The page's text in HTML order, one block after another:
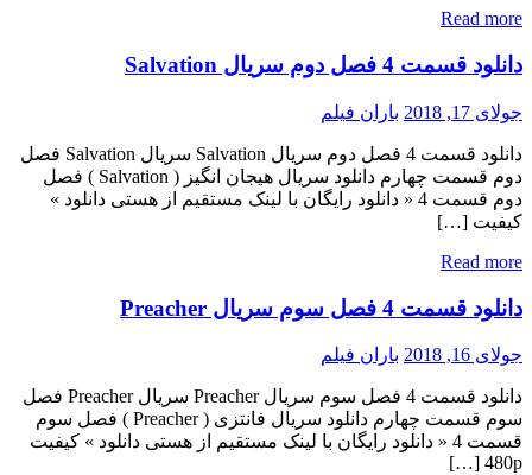
Read more
دانلود قسمت 4 فصل دوم سریال Salvation
جولای 17, 2018 باران فیلم
دانلود قسمت 4 فصل دوم سریال Salvation سریال Salvation فصل
دوم قسمت چهارم دانلود سریال هیجان انگیز ( Salvation ) فصل
دوم قسمت 4 « دانلود رایگان با لینک مستقیم از هستی دانلود »
کیفیت […]
Read more
دانلود قسمت 4 فصل سوم سریال Preacher
جولای 16, 2018 باران فیلم
دانلود قسمت 4 فصل سوم سریال Preacher سریال Preacher فصل
سوم قسمت چهارم دانلود سریال فانتزی ( Preacher ) فصل سوم
قسمت 4 « دانلود رایگان با لینک مستقیم از هستی دانلود » کیفیت
480p […]